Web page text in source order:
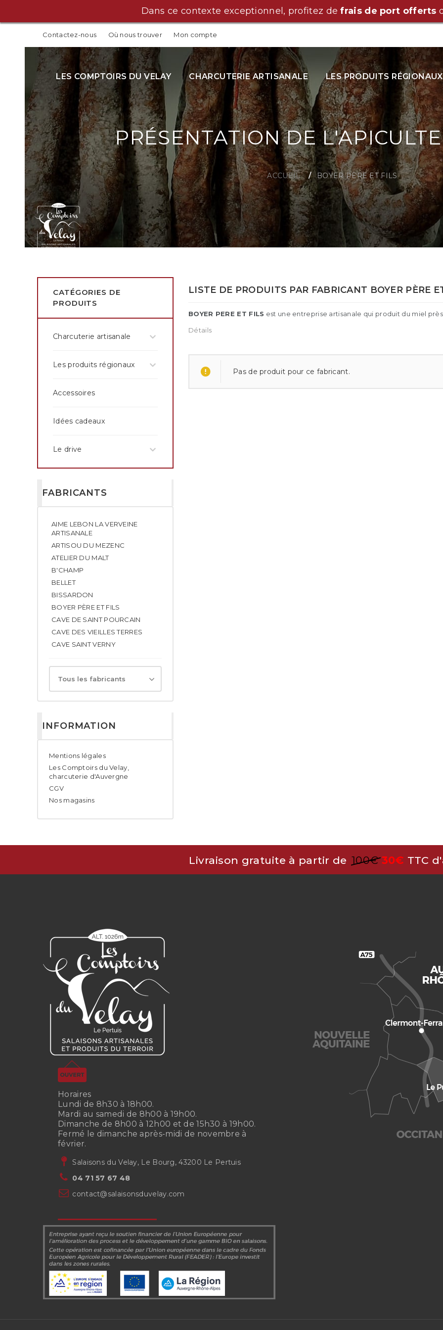
Dans ce contexte exceptionnel, profitez defrais de port offerts
Contactez-nous Où nous trouver Mon compte
LES COMPTOIRS DU VELAY CHARCUTERIE ARTISANALE LES PRODUITS RÉGIONAUX
PRÉSENTATION DE
ACCUEIL BOYER PÈRE ET FILS
CATÉGORIES DE
PRODUITS
Charcuterie artisanale
Les produits régionaux
Accessoires
Idées cadeaux
Le drive
FABRICANTS
AIME LEBON LA VERVEINE
ARTISANALE
ARTISOU DU MEZENC
ATELIER DU MALT
B'CHAMP
BELLET
BISSARDON
BOYER PÈRE ET FILS
CAVE DE SAINT POURCAIN
CAVE DES VIEILLES TERRES
CAVE SAINT VERNY
Tous les fabricants
INFORMATION
Mentions légales
Les Comptoirs du Velay,
charcuterie d'Auvergne
CGV
Nos magasins
LISTE DE PRODUITS PAR FABRICANT BOYER PÈRE
BOYER PERE ET FILS est une entreprise artisanale qui produit du miel
Détails
Pas de produit pour ce fabricant.
Livraison gratuite à partir de 100€ 30€ TTC
Horaires
Lundi de 8h30 à 18h00.
Mardi au samedi de 8h00 à 19h00.
Dimanche de 8h00 à 12h00 et de 15h30 à 19h00.
Fermé le dimanche après-midi de novembre à
février.
Salaisons du Velay, Le Bourg, 43200 Le Pertuis
04 71 57 67 48
contact@salaisonsduvelay.com